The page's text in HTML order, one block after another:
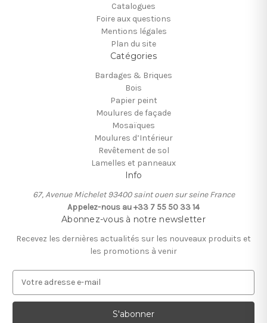
Catalogues
Foire aux questions
Mentions légales
Plan du site
Catégories
Bardages & Briques
Bois
Papier peint
Moulures de façade
Mosaïques
Moulures d’Intérieur
Revêtement de sol
Lamelles et panneaux
Info
67, Avenue Michelet 93400 saint ouen sur seine France
Appelez-nous au +33 7 55 50 33 14
Abonnez-vous à notre newsletter
Recevez les dernières actualités sur les nouveaux produits et
les promotions à venir
r